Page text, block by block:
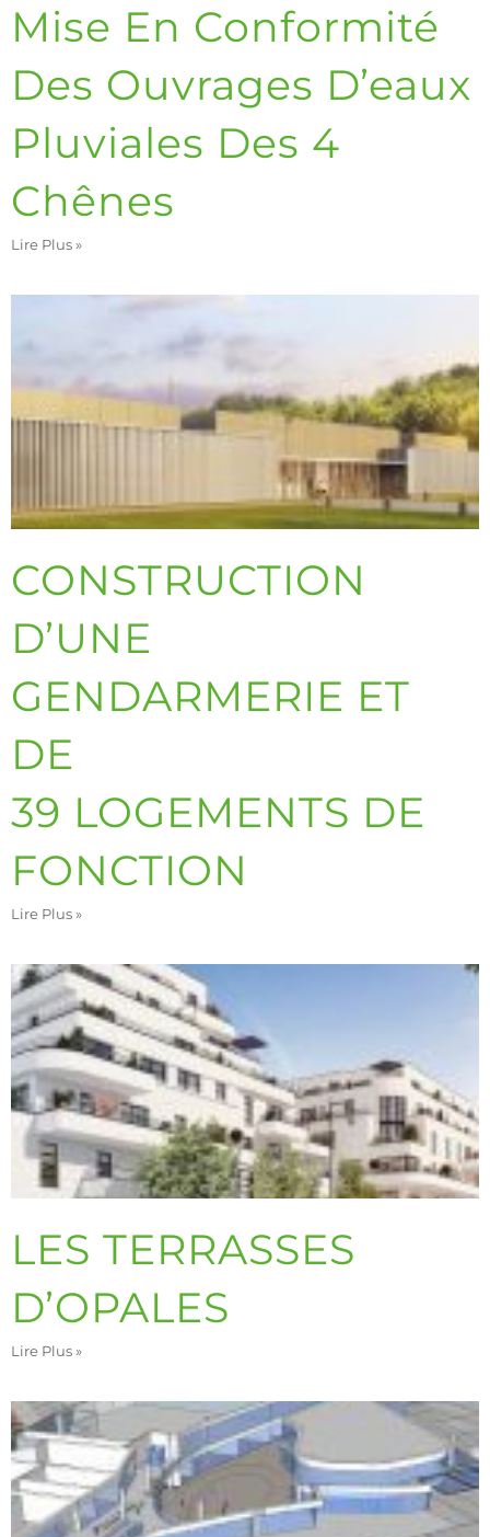
Mise En Conformité
Des Ouvrages D’eaux
Pluviales Des 4
Chênes
Lire Plus »
CONSTRUCTION
D’UNE
GENDARMERIE ET
DE
39 LOGEMENTS DE
FONCTION
Lire Plus »
LES TERRASSES
D’OPALES
Lire Plus »